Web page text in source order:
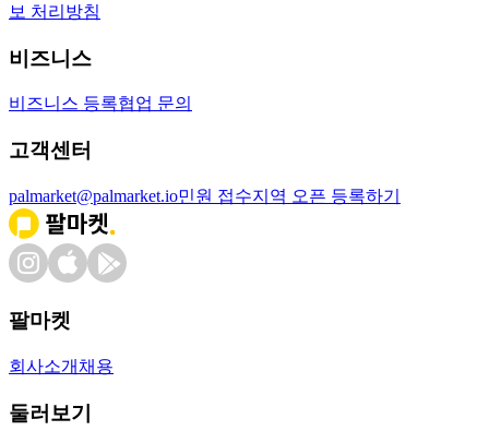
보 처리방침
비즈니스
비즈니스 등록협업 문의
고객센터
palmarket@palmarket.io민원 접수지역 오픈 등록하기
팔마켓
회사소개 채용
둘러보기